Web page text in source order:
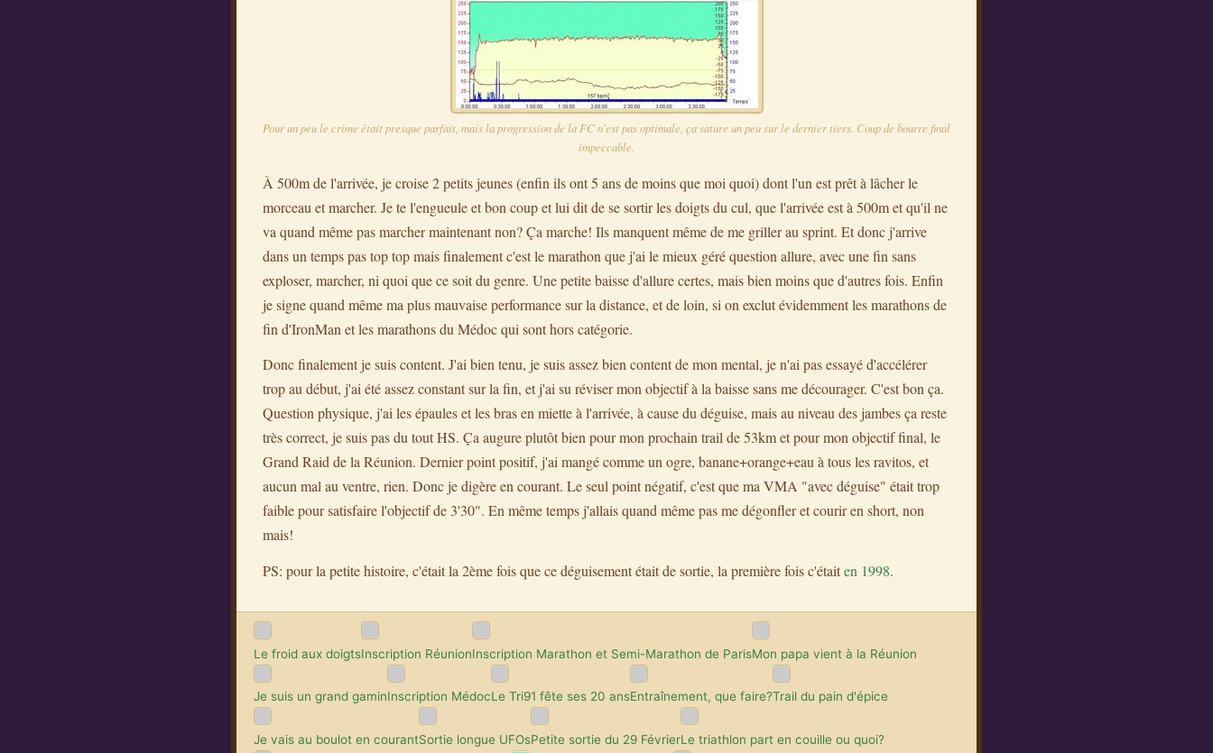
Pour un peu le crime était presque parfait, mais la progression de la FC n'est pas optimale, ça sature un peu sur le dernier tiers. Coup de bourre final
impeccable.
À 500m de l'arrivée, je croise 2 petits jeunes (enfin ils ont 5 ans de moins que moi quoi) dont l'un est prêt à lâcher le
morceau et marcher. Je te l'engueule et bon coup et lui dit de se sortir les doigts du cul, que l'arrivée est à 500m et qu'il ne
va quand même pas marcher maintenant non? Ça marche! Ils manquent même de me griller au sprint. Et donc j'arrive
dans un temps pas top top mais finalement c'est le marathon que j'ai le mieux géré question allure, avec une fin sans
exploser, marcher, ni quoi que ce soit du genre. Une petite baisse d'allure certes, mais bien moins que d'autres fois. Enfin
je signe quand même ma plus mauvaise performance sur la distance, et de loin, si on exclut évidemment les marathons de
fin d'IronMan et les marathons du Médoc qui sont hors catégorie.
Donc finalement je suis content. J'ai bien tenu, je suis assez bien content de mon mental, je n'ai pas essayé d'accélérer
trop au début, j'ai été assez constant sur la fin, et j'ai su réviser mon objectif à la baisse sans me décourager. C'est bon ça.
Question physique, j'ai les épaules et les bras en miette à l'arrivée, à cause du déguise, mais au niveau des jambes ça reste
très correct, je suis pas du tout HS. Ça augure plutôt bien pour mon prochain trail de 53km et pour mon objectif final, le
Grand Raid de la Réunion. Dernier point positif, j'ai mangé comme un ogre, banane+orange+eau à tous les ravitos, et
aucun mal au ventre, rien. Donc je digère en courant. Le seul point négatif, c'est que ma VMA "avec déguise" était trop
faible pour satisfaire l'objectif de 3'30". En même temps j'allais quand même pas me dégonfler et courir en short, non
mais!
PS: pour la petite histoire, c'était la 2ème fois que ce déguisement était de sortie, la première fois c'étaiten 1998.
Le froid aux doigtsInscription RéunionInscription Marathon et Semi-Marathon de ParisMon papa vient à la Réunion
Je suis un grand gaminInscription MédocLe Tri91 fête ses 20 ansEntraînement, que faire?Trail du pain d'épice
Je vais au boulot en courantSortie longue UFOsPetite sortie du 29 FévrierLe triathlon part en couille ou quoi?